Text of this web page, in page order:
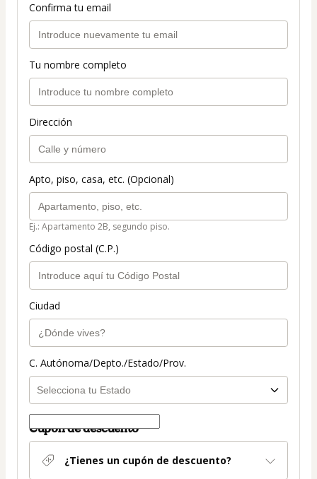
Confirma tu email
Tu nombre completo
Dirección
Apto, piso, casa, etc. (Opcional)
Ej.: Apartamento 2B, segundo piso.
Código postal (C.P.)
Ciudad
C. Autónoma/Depto./Estado/Prov.
Cupón de descuento
¿Tienes un cupón de descuento?